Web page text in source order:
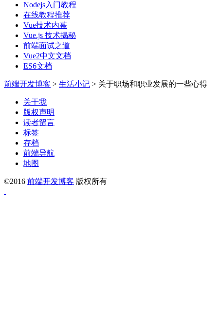
Nodejs入门教程
在线教程推荐
Vue技术内幕
Vue.js 技术揭秘
前端面试之道
Vue2中文文档
ES6文档
前端开发博客 > 生活小记 > 关于职场和职业发展的一些心得
关于我
版权声明
读者留言
标签
存档
前端导航
地图
©2016 前端开发博客 版权所有